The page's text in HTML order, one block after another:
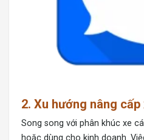
2. Xu hướng nâng
Song song với phân khúc xe